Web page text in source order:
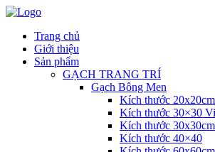
Trang chủ
Giới thiệu
Sản phẩm
GẠCH TRANG TRÍ
Gạch Bông Men
Kích thước 20x20cm
Kích thước 30×30
Kích thước
Kích thước 40×40